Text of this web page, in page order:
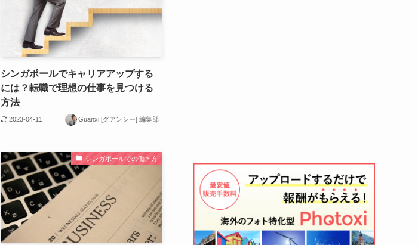
シンガポールでキャリアアップする
には？転職で理想の仕事を見つける
方法
2023-04-11 Guanxi [グアンシー] 編集部
シンガポールでの働き方